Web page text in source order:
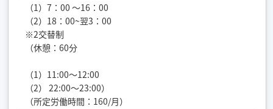
（1）7：00 ～16：00
（2）18：00~翌3：00
※2交替制
（休憩：60分
（1）11:00～12:00
（2） 22:00～23:00）
（所定労働時間：160/月）